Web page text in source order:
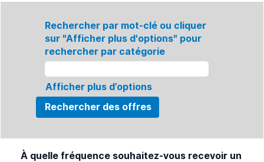
Rechercher par mot-clé ou cliquer
sur "Afficher plus d'options" pour
rechercher par catégorie
Afficher plus d’options
À quelle fréquence souhaitez-vous recevoir un